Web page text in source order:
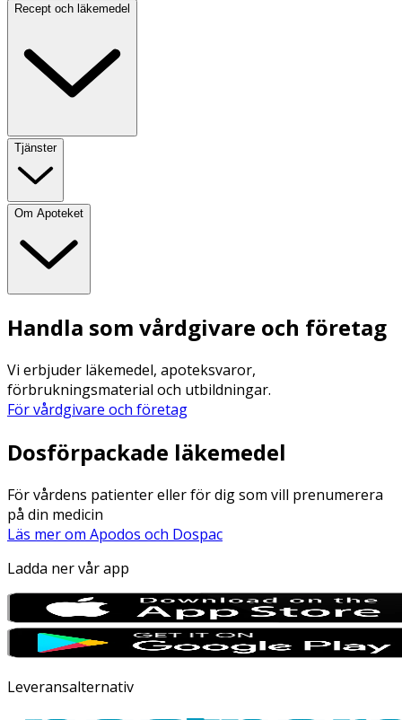
Recept och läkemedel
Tjänster
Om Apoteket
Handla som vårdgivare och företag
Vi erbjuder läkemedel, apoteksvaror,
förbrukningsmaterial och utbildningar.
För vårdgivare och företag
Dosförpackade läkemedel
För vårdens patienter eller för dig som vill prenumerera
på din medicin
Läs mer om Apodos och Dospac
Ladda ner vår app
Leveransalternativ